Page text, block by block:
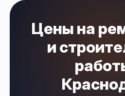
Цены на
и